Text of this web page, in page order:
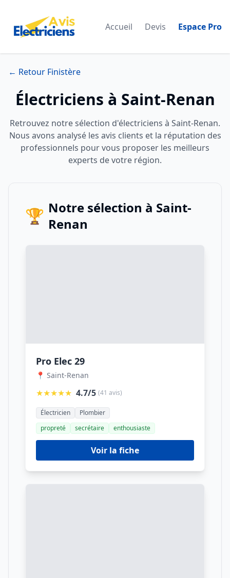
Accueil Devis Espace Pro
← Retour Finistère
Électriciens à Saint-Renan
Retrouvez notre sélection d'électriciens à Saint-Renan.
Nous avons analysé les avis clients et la réputation des
professionnels pour vous proposer les meilleurs
experts de votre région.
🏆 Notre sélection à Saint-
Renan
Pro Elec 29
📍 Saint-Renan
★★★★★ 4.7/5 (41 avis)
Électricien
Plombier
propreté
secrétaire enthousiaste
Voir la fiche